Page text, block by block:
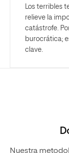
Los terribles
relieve la
catástrofe.
burocrática;
clave.
Nuestra